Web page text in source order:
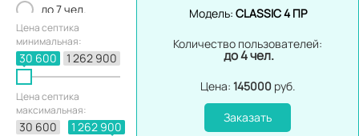
до 7 чел.
до 8 чел.
до 9 чел.
до 10 чел.
до 11 чел.
до 12 чел.
Цена септика
минимальная:
1 262 900
30 600
Цена септика
максимальная:
30 600 1 262 900
Модель: CLASSIC 4 ПР
Количество пользователей:
до 4 чел.
Цена: 145000 руб.
Заказать